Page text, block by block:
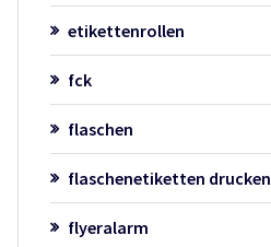
etikettenrollen
fck
flaschen
flaschenetiketten drucken
flyeralarm